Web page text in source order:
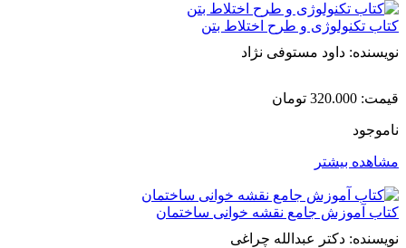
کتاب تکنولوژی و طرح اختلاط بتن
نویسنده: داود مستوفی نژاد
قیمت: 320.000 تومان
ناموجود
مشاهده بیشتر
کتاب آموزش جامع نقشه خوانی ساختمان
نویسنده: دکتر عبدالله چراغی